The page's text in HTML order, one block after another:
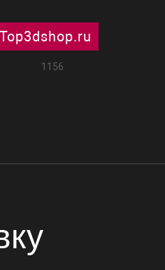
Top3dshop.ru
1156